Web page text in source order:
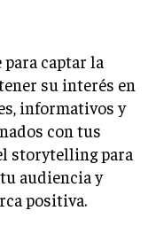
captar la
su interés en
informativos y
con tus
storytelling para
audiencia y
positiva.